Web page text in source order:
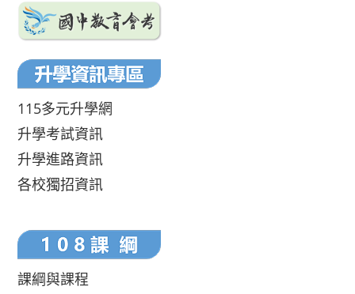
115多元升學網
升學考試資訊
升學進路資訊
各校獨招資訊
課綱與課程